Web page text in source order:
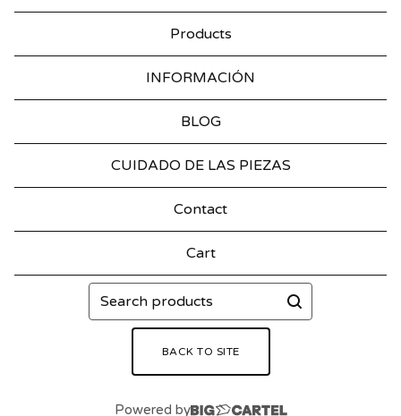
Products
INFORMACIÓN
BLOG
CUIDADO DE LAS PIEZAS
Contact
Cart
Search
products
BACK TO SITE
Powered by